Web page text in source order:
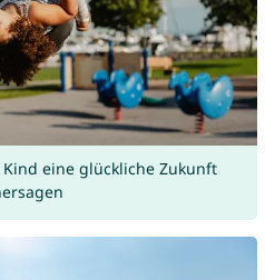
eine glückliche Zukunft